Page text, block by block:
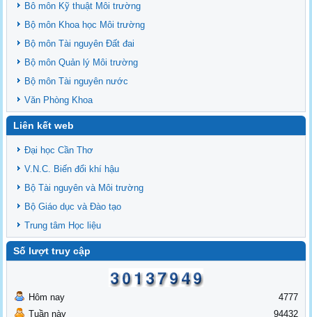
Bô môn Kỹ thuật Môi trường
Bộ môn Khoa học Môi trường
Bộ môn Tài nguyên Đất đai
Bộ môn Quản lý Môi trường
Bộ môn Tài nguyên nước
Văn Phòng Khoa
Liên kết web
Đại học Cần Thơ
V.N.C. Biến đổi khí hậu
Bộ Tài nguyên và Môi trường
Bộ Giáo dục và Đào tạo
Trung tâm Học liệu
Số lượt truy cập
Hôm nay
Tuần này
4777
94432